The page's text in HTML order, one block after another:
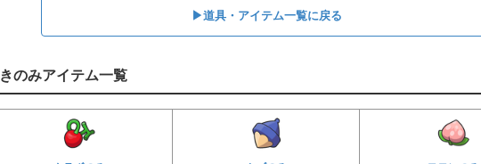
▶︎道具・アイテム一覧に戻る
きのみアイテム一覧